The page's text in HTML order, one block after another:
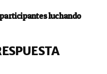
luchando